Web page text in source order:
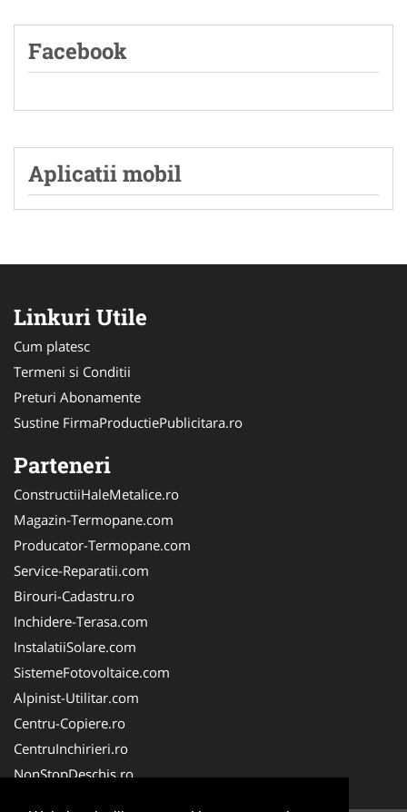
Facebook
Aplicatii mobil
Linkuri Utile
Cum platesc
Termeni si Conditii
Preturi Abonamente
Sustine FirmaProductiePublicitara.ro
Parteneri
ConstructiiHaleMetalice.ro
Magazin-Termopane.com
Producator-Termopane.com
Service-Reparatii.com
Birouri-Cadastru.ro
Inchidere-Terasa.com
InstalatiiSolare.com
SistemeFotovoltaice.com
Alpinist-Utilitar.com
Centru-Copiere.ro
CentruInchirieri.ro
NonStopDeschis.ro